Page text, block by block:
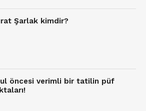
Şarlak kimdir?
öncesi verimli bir tatilin püf